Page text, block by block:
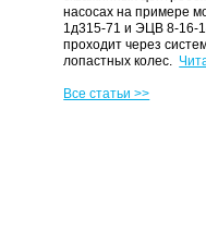
насосах на примере
1д315-71 и ЭЦВ 8-16-
проходит через
лопастных колес.
Все статьи >>